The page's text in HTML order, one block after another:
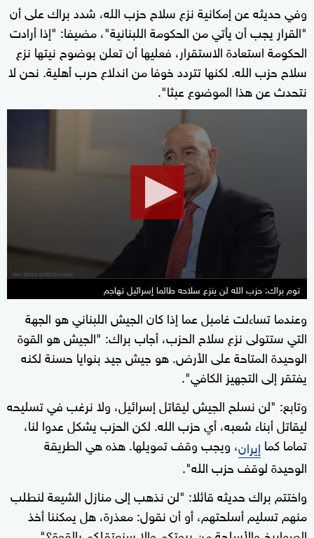
وفي حديثه عن إمكانية نزع سلاح حزب الله، شدد براك على أن
"القرار يجب أن يأتي من الحكومة اللبنانية"، مضيفا: "إذا أرادت
الحكومة استعادة الاستقرار، فعليها أن تعلن بوضوح نيتها نزع
سلاح حزب الله. لكنها تتردد خوفا من اندلاع حرب أهلية. نحن لا
نتحدث عن هذا الموضوع عبثا".
1
توم براك: حزب الله لن ينزع سلاحه طالما إسرائيل تهاجم
وعندما تساءلت غامبل عما إذا كان الجيش اللبناني هو الجهة
التي ستتولى نزع سلاح الحزب، أجاب براك: "الجيش هو القوة
الوحيدة المتاحة على الأرض. هو جيش جيد بنوايا حسنة لكنه
يفتقر إلى التجهيز الكافي".
وتابع: "لن نسلح الجيش ليقاتل إسرائيل، ولا نرغب في تسليحه
ليقاتل أبناء شعبه، أي حزب الله. لكن الحزب يشكل عدوا لنا،
تماما كما إيران، ويجب وقف تمويلها. هذه هي الطريقة
الوحيدة لوقف حزب الله".
واختتم براك حديثه قائلا: "لن نذهب إلى منازل الشيعة لنطلب
منهم تسليم أسلحتهم، أو أن نقول: معذرة، هل يمكننا أخذ